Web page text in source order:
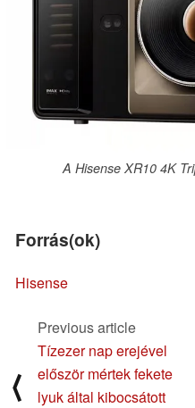
A Hisense XR10 4K
Forrás(ok)
Hisense
⟨
Previous article
Tízezer nap erejével
először mértek fekete
lyuk által kibocsátott